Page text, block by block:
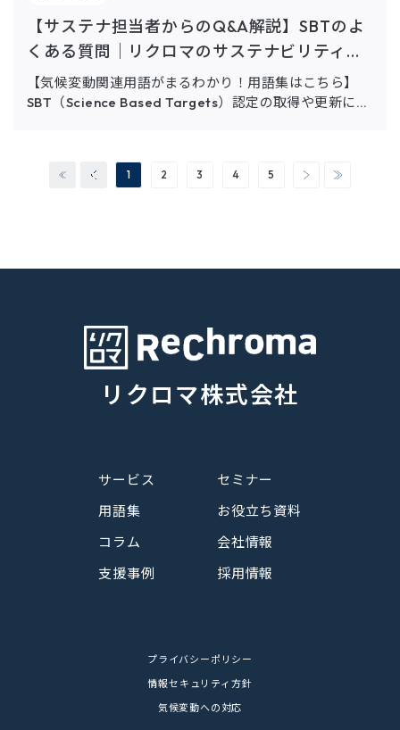
【サステナ担当者からのQ&A解説】SBTのよ
くある質問｜リクロマのサステナビリティ...
【気候変動関連用語がまるわかり！用語集はこちら】
SBT（Science Based Targets）認定の取得や更新にお
1 2 3 4 5
リクロマ株式会社
サービス
用語集
コラム
支援事例
セミナー
お役立ち資料
会社情報
採用情報
プライバシーポリシー
情報セキュリティ方針
気候変動への対応